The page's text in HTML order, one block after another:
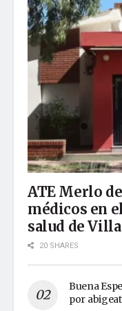
ATE Merlo
médicos en
salud de
20 SHARES
Buena
por